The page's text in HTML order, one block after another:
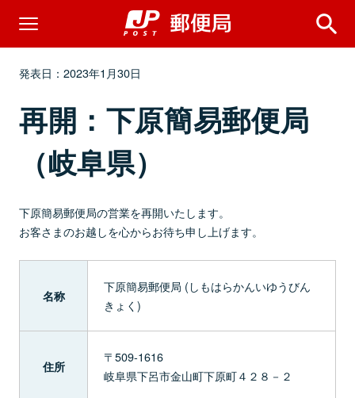
発表日：2023年1月30日
再開：下原簡易郵便局
（岐阜県）
下原簡易郵便局の営業を再開いたします。
お客さまのお越しを心からお待ち申し上げます。
名称
下原簡易郵便局 (しもはらかんいゆうびん
きょく)
住所
〒509-1616
岐阜県下呂市金山町下原町４２８－２